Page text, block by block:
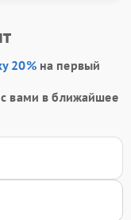
20%на первый
вами в ближайшее